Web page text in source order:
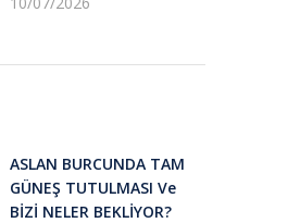
ASLAN BURCUNDA TAM
GÜNEŞ TUTULMASI Ve
BİZİ NELER BEKLİYOR?